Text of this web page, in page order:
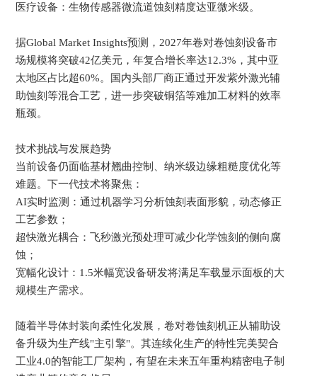
医疗设备：生物传感器微流道蚀刻精度达亚微米级。
据Global Market Insights预测，2027年卷对卷蚀刻设备市
场规模将突破42亿美元，年复合增长率达12.3%，其中亚
太地区占比超60%。国内头部厂商正通过开发紫外激光辅
助蚀刻等混合工艺，进一步突破铜箔等难加工材料的效率
瓶颈。
技术挑战与发展趋势
当前设备仍面临基材翘曲控制、纳米级边缘粗糙度优化等
难题。下一代技术将聚焦：
AI实时监测：通过机器学习分析蚀刻表面形貌，动态修正
工艺参数；
超快激光耦合：飞秒激光预处理可减少化学蚀刻的侧向腐
蚀；
宽幅化设计：1.5米幅宽设备研发将满足车载显示面板的大
规模生产需求。
随着半导体封装向柔性化发展，卷对卷蚀刻机正从辅助设
备升级为生产线"主引擎"。其连续化生产的特性完美契合
工业4.0的智能工厂架构，有望在未来五年重构精密电子制